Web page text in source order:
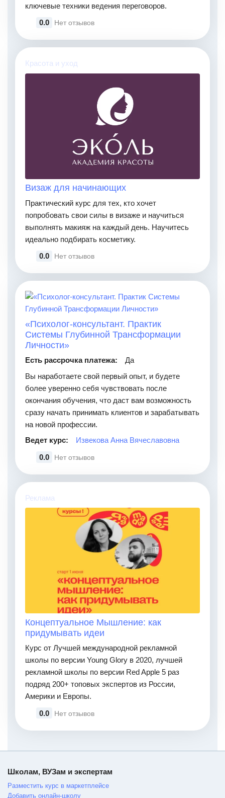
ключевые техники ведения переговоров.
0.0
Нет отзывов
Красота и уход
Визаж для начинающих
Практический курс для тех, кто хочет
попробовать свои силы в визаже и научиться
выполнять макияж на каждый день. Научитесь
идеально подбирать косметику.
0.0
Нет отзывов
«Психолог-консультант. Практик
Системы Глубинной Трансформации
Личности»
Есть рассрочка платежа:
Да
Вы наработаете свой первый опыт, и будете
более уверенно себя чувствовать после
окончания обучения, что даст вам возможность
сразу начать принимать клиентов и зарабатывать
на новой профессии.
Ведет курс:
Извекова Анна Вячеславовна
0.0
Нет отзывов
Реклама
Концептуальное Мышление: как
придумывать идеи
Курс от Лучшей международной рекламной
школы по версии Young Glory в 2020, лучшей
рекламной школы по версии Red Apple 5 раз
подряд 200+ топовых экспертов из России,
Америки и Европы.
0.0
Нет отзывов
Школам, ВУЗам и экспертам
Разместить курс в маркетплейсе
Добавить онлайн-школу